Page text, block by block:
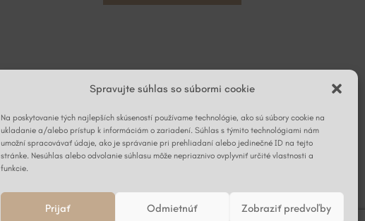
Spravujte súhlas so súbormi cookie
Na poskytovanie tých najlepších skúseností používame technológie, ako sú súbory cookie na
ukladanie a/alebo prístup k informáciám o zariadení. Súhlas s týmito technológiami nám
umožní spracovávať údaje, ako je správanie pri prehliadaní alebo jedinečné ID na tejto
stránke. Nesúhlas alebo odvolanie súhlasu môže nepriaznivo ovplyvniť určité vlastnosti a
funkcie.
Prijať Odmietnúť Zobraziť predvoľby